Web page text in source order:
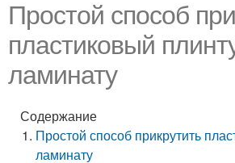
Простой способ
пластиковый
ламинату
Содержание
Простой способ прикрутить
ламинату